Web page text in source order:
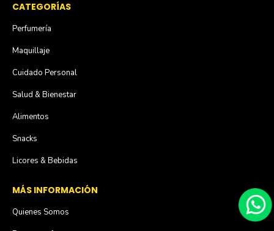
CATEGORÍAS
Perfumería
Maquillaje
Cuidado Personal
Salud & Bienestar
Alimentos
Snacks
Licores & Bebidas
MÁS INFORMACIÓN
Quienes Somos